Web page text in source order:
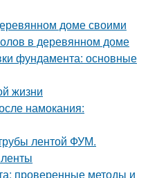
доме своими
в деревянном доме
фундамента: основные
жизни
намокания:
лентой ФУМ.
проверенные методы и